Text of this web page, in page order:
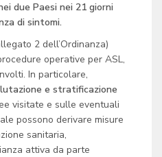
due Paesi nei 21 giorni
di sintomi.
2 dell’Ordinanza)
operative per ASL,
In particolare,
e stratificazione
visitate e sulle eventuali
possono derivare misure
sanitaria,
attiva da parte